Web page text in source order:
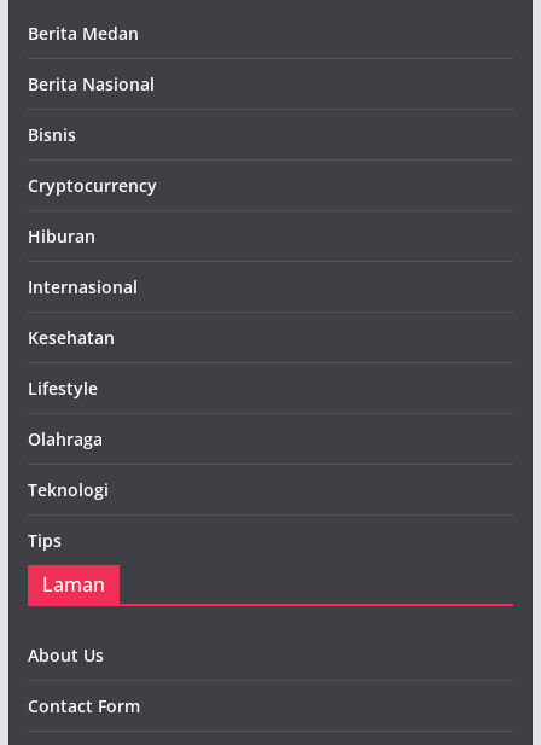
Berita Medan
Berita Nasional
Bisnis
Cryptocurrency
Hiburan
Internasional
Kesehatan
Lifestyle
Olahraga
Teknologi
Tips
Laman
About Us
Contact Form